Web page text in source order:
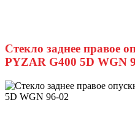
Стекло заднее правое
PYZAR G400 5D WGN